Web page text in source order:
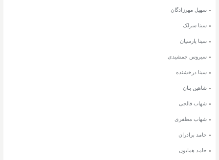
سهیل مهرزادگان
سینا سرلک
سینا پارسیان
سیروس جمشیدی
سینا درخشنده
شاهین بنان
شهاب فالجی
شهاب مظفری
حامد برادران
حامد همایون